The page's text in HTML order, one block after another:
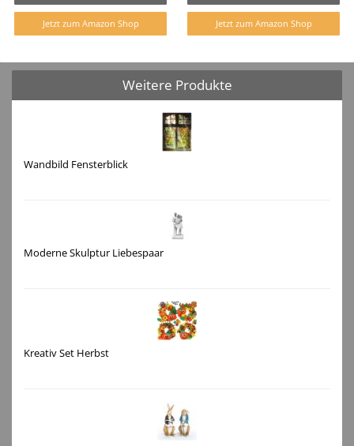
Jetzt zum Amazon Shop Jetzt zum Amazon Shop
Weitere Produkte
Wandbild Fensterblick
Moderne Skulptur Liebespaar
Kreativ Set Herbst